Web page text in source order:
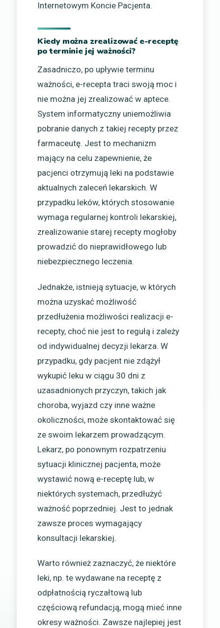
Internetowym Koncie Pacjenta.
Kiedy można zrealizować e-receptę
po terminie jej ważności?
Zasadniczo, po upływie terminu
ważności, e-recepta traci swoją moc i
nie można jej zrealizować w aptece.
System informatyczny uniemożliwia
pobranie danych z takiej recepty przez
farmaceutę. Jest to mechanizm
mający na celu zapewnienie, że
pacjenci otrzymują leki na podstawie
aktualnych zaleceń lekarskich. W
przypadku leków, których stosowanie
wymaga regularnej kontroli lekarskiej,
zrealizowanie starej recepty mogłoby
prowadzić do nieprawidłowego lub
niebezpiecznego leczenia.
Jednakże, istnieją sytuacje, w których
można uzyskać możliwość
przedłużenia możliwości realizacji e-
recepty, choć nie jest to regułą i zależy
od indywidualnej decyzji lekarza. W
przypadku, gdy pacjent nie zdążył
wykupić leku w ciągu 30 dni z
uzasadnionych przyczyn, takich jak
choroba, wyjazd czy inne ważne
okoliczności, może skontaktować się
ze swoim lekarzem prowadzącym.
Lekarz, po ponownym rozpatrzeniu
sytuacji klinicznej pacjenta, może
wystawić nową e-receptę lub, w
niektórych systemach, przedłużyć
ważność poprzedniej. Jest to jednak
zawsze proces wymagający
konsultacji lekarskiej.
Warto również zaznaczyć, że niektóre
leki, np. te wydawane na receptę z
odpłatnością ryczałtową lub
częściową refundacją, mogą mieć inne
okresy ważności. Zawsze najlepiej jest